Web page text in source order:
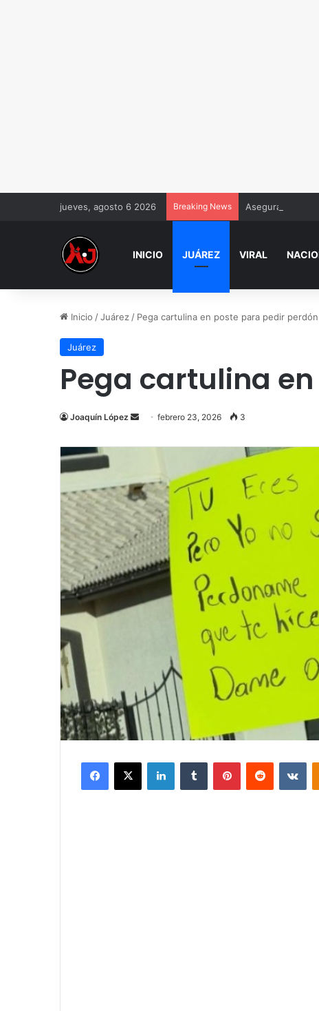
jueves, agosto 6 2026 Breaking News Aseguran un
INICIO JUÁREZ VIRAL
Inicio /Juárez / Pega cartulina en poste para pedir
Juárez
Pega cartulina
Joaquín López
Send
email
febrero 23, 2026 3
Facebook
X LinkedInTumblr PinterestReddit